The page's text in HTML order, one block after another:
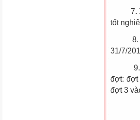
7. Xét
tốt
8.
31/7/
9. Thi
đợt: đợt
đợt 3